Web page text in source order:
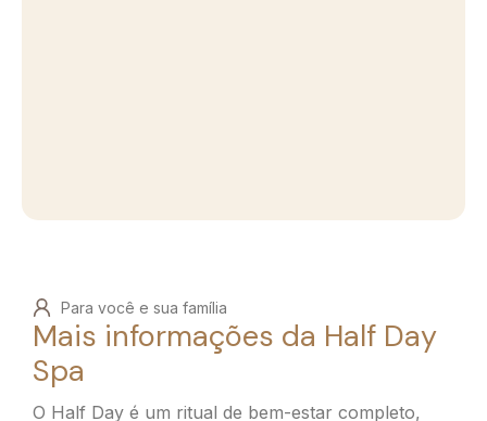
Mais informações da Half Day
Spa
Para você e sua família
O Half Day é um ritual de bem-estar completo,